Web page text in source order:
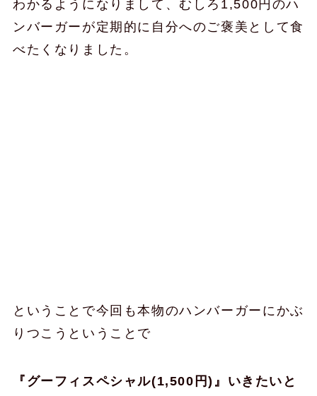
わかるようになりまして、むしろ1,500円のハ
ンバーガーが定期的に自分へのご褒美として食
べたくなりました。
ということで今回も本物のハンバーガーにかぶ
りつこうということで
『グーフィスペシャル(1,500円)』いきたいと